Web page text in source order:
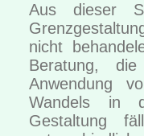
Aus dieser
nicht
Beratung,
Anwendung
Wandels in
Gestaltung